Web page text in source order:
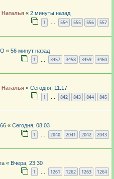
Наталья « 2 минуты назад
1 … 554 555 556 557
О « 56 минут назад
1 3457 3458 3459 3460
Наталья « Сегодня, 11:17
1 … 842 843 844 845
« Сегодня, 08:03
1 2040 2041 2042 2043
« Вчера, 23:30
1 1261 1262 1263 1264